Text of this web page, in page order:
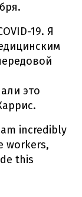
19. Я
это
incredibly
workers,
this